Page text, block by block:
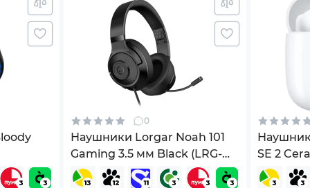
0
Наушники Lorgar Noah 101
Gaming 3.5 мм Black (LRG-
GHS101B)
SE 2